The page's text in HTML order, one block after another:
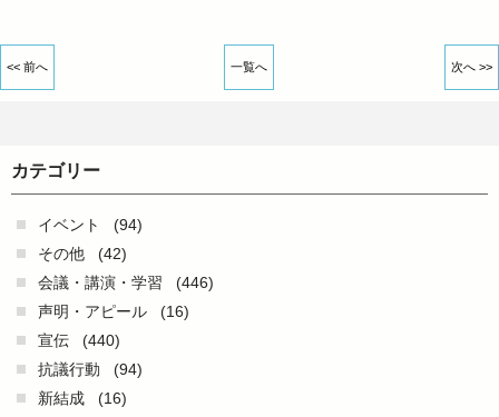
<< 前へ 一覧へ 次へ >>
カテゴリー
イベント
(94)
その他
(42)
会議・講演・学習
(446)
声明・アピール
(16)
宣伝
(440)
抗議行動
(94)
新結成
(16)